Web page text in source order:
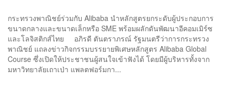
กระทรวงพาณิชย์ร่วมกับ Alibaba นำหลักสูตรยกระดับผู้ประกอบการ
ขนาดกลางและขนาดเล็กหรือ SME พร้อมผลักดันพัฒนาอีคอมเมิร์ซ
และโลจิสติกส์ไทย อภิรดี ตันตราภรณ์ รัฐมนตรีว่าการกระทรวง
พาณิชย์ แถลงข่าวกิจกรรมบรรยายพิเศษหลักสูตร Alibaba Global
Course ซึ่งเปิดให้ประชาชนผู้สนใจเข้าฟังได้ โดยมีผู้บริหารทั้งจาก
มหาวิทยาลัยเถาเป่า แพลตฟอร์มกา...